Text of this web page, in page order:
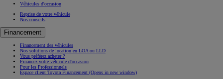
Véhicules d'occasion
Reprise de votre véhicule
Nos conseils
Financement
Financement des véhicules
Nos solutions de location en LOA ou LLD
Vous préférez acheter ?
Financez votre véhicule d'occasion
Pour les Professionnels
Espace client Toyota Financement (Opens in new window)